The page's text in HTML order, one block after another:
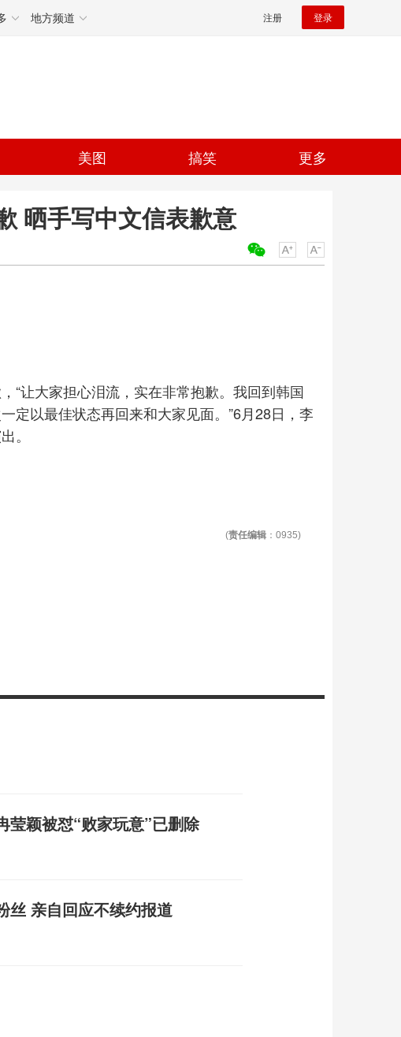
地方频道 注册 登录
美图 搞笑 更多
晒手写中文信表歉意
“让大家担心泪流，实在非常抱歉。我回到韩国
定以最佳状态再回来和大家见面。”6月28日，李
。
(责任编辑 ：0935)
莹颖被怼“败家玩意”已删除
丝 亲自回应不续约报道